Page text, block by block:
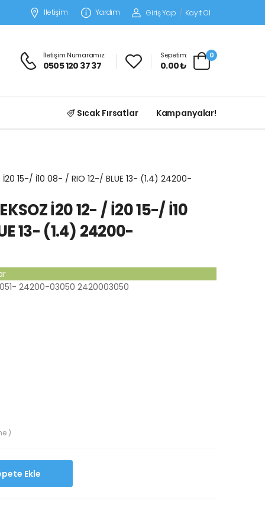
İletişim Yardım Giriş Yap / Kayıt Ol
İletişim Numaramız:
0505 120 37 37
Sepetim:
0.00 ₺
0
Sıcak Fırsatlar Kampanyalar!
/ İ20 15-/ İ10 08- / RIO 12-/ BLUE 13- (1.4) 24200-
İ20 12- / İ20 15-/ İ10
13- (1.4) 24200-
24200-03050 2420003050
)
Sepete Ekle